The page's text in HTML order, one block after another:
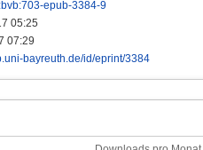
epub-3384-9
05:25
07:29
bayreuth.de/id/eprint/3384